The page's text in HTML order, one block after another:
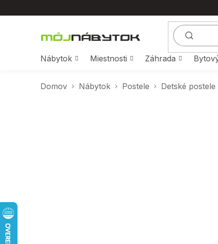
na
Nábytok
Miestnosti Záhrada
Domov Nábytok Postele Detské postele